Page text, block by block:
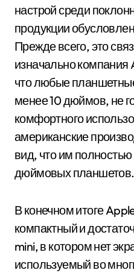
настрой среди
продукции
Прежде всего, это
изначально компания
что любые
менее 10 дюймов, не
комфортного
американские
вид, что им
дюймовых планшетов.
В конечном итоге
компактный и
mini, в котором нет
используемый во